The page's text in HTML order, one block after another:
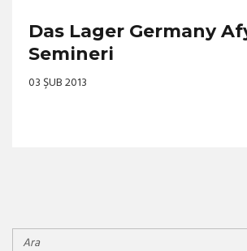
Das Lager Germany
Semineri
03 ŞUB 2013